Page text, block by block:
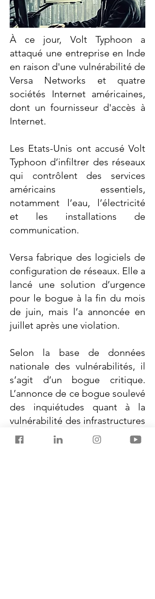
À ce jour, Volt Typhoon a
attaqué une entreprise en Inde
en raison d'une vulnérabilité de
Versa Networks et quatre
sociétés Internet américaines,
dont un fournisseur d'accès à
Internet.
Les Etats-Unis ont accusé Volt
Typhoon d’infiltrer des réseaux
qui contrôlent des services
américains essentiels,
notamment l’eau, l’électricité
et les installations de
communication.
Versa fabrique des logiciels de
configuration de réseaux. Elle a
lancé une solution d’urgence
pour le bogue à la fin du mois
de juin, mais l’a annoncée en
juillet après une violation.
Selon la base de données
nationale des vulnérabilités, il
s’agit d’un bogue critique.
L’annonce de ce bogue soulevé
des inquiétudes quant à la
vulnérabilité des infrastructures
critiques américaines aux
cyberattaques. L’agence